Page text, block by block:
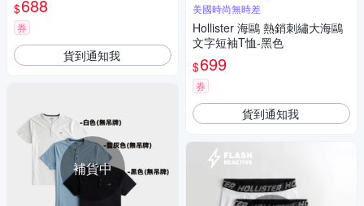
$688
券
貨到通知我
補貨中
美國時尚無時差
Hollister 海鷗 熱銷刺繡大海鷗
文字短袖T恤-黑色
$699
券
貨到通知我